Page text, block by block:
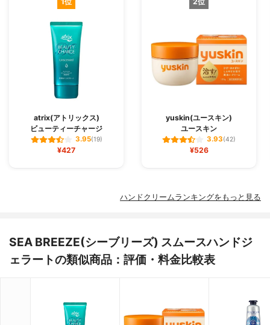
atrix(アトリックス)
ビューティーチャージ
3.95(19)
¥427
yuskin(ユースキン)
ユースキン
3.93(42)
¥526
ハンドクリームランキングをもっと見る
SEA BREEZE(シーブリーズ) スムースハンドジ
ェラートの類似商品：評価・料金比較表